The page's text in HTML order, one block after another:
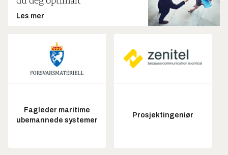
Les mer
Fagleder maritime
ubemannede systemer
Prosjektingeniør